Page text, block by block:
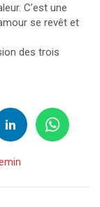
C’est une
se revêt et
des trois